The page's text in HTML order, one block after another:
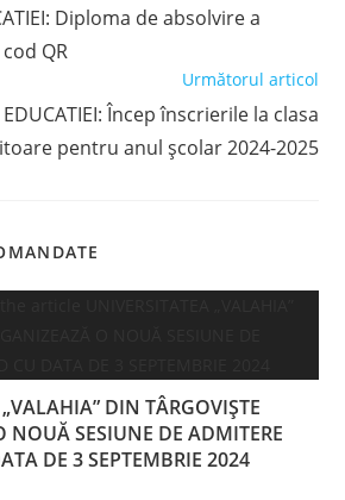
Diploma de absolvire a
QR
Următorul articol
EDUCATIEI: Încep înscrierile la clasa
pentru anul şcolar 2024-2025
DIN TÂRGOVIȘTE
NOUĂ SESIUNE DE ADMITERE
DE 3 SEPTEMBRIE 2024